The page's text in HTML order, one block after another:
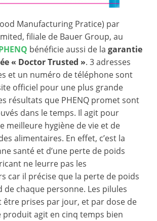
Manufacturing Pratice) par
filiale de Bauer Group, au
bénéficie aussi de la garantie
« Doctor Trusted ». 3 adresses
et un numéro de téléphone sont
officiel pour une plus grande
résultats que PHENQ promet sont
dans le temps. Il agit pour
meilleure hygiène de vie et de
alimentaires. En effet, c’est la
santé et d’une perte de poids
ne leurre pas les
car il précise que la perte de poids
de chaque personne. Les pilules
être prises par jour, et par dose de
produit agit en cinq temps bien